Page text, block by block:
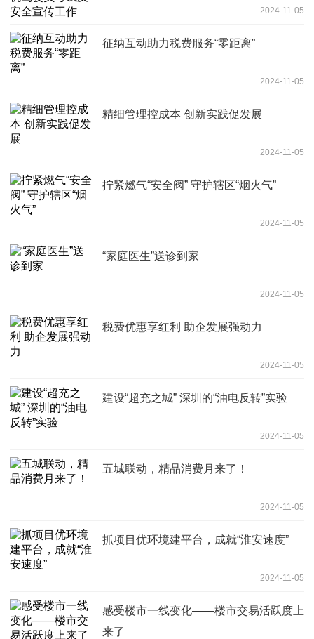
2024-11-05
征纳互动助力税费服务“零距离”
2024-11-05
精细管理控成本 创新实践促发展
2024-11-05
拧紧燃气“安全阀” 守护辖区“烟火气”
2024-11-05
“家庭医生”送诊到家
2024-11-05
税费优惠享红利 助企发展强动力
2024-11-05
建设“超充之城” 深圳的“油电反转”实验
2024-11-05
五城联动，精品消费月来了！
2024-11-05
抓项目优环境建平台，成就“淮安速度”
2024-11-05
感受楼市一线变化——楼市交易活跃度上
来了